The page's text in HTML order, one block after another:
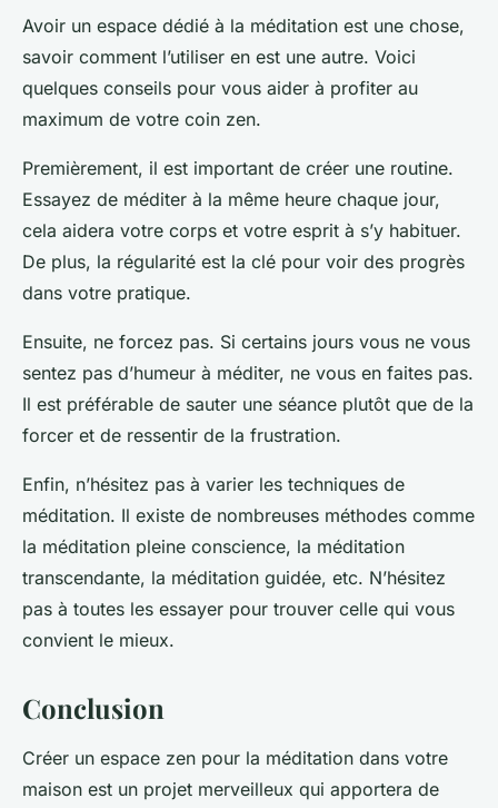
Avoir un espace dédié à la méditation est une chose,
savoir comment l’utiliser en est une autre. Voici
quelques conseils pour vous aider à profiter au
maximum de votre coin zen.
Premièrement, il est important de créer une routine.
Essayez de méditer à la même heure chaque jour,
cela aidera votre corps et votre esprit à s’y habituer.
De plus, la régularité est la clé pour voir des progrès
dans votre pratique.
Ensuite, ne forcez pas. Si certains jours vous ne vous
sentez pas d’humeur à méditer, ne vous en faites pas.
Il est préférable de sauter une séance plutôt que de la
forcer et de ressentir de la frustration.
Enfin, n’hésitez pas à varier les techniques de
méditation. Il existe de nombreuses méthodes comme
la méditation pleine conscience, la méditation
transcendante, la méditation guidée, etc. N’hésitez
pas à toutes les essayer pour trouver celle qui vous
convient le mieux.
Conclusion
Créer un espace zen pour la méditation dans votre
maison est un projet merveilleux qui apportera de